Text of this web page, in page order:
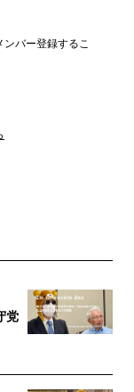
バー登録するこ
党